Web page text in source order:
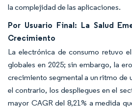
la complejidad de las aplicaciones.
Por Usuario Final: La Salud
Crecimiento
La electrónica de consumo retuvo
globales en 2025; sin embargo, la
crecimiento segmental a un ritmo de
el contrario, los despliegues en el
mayor CAGR del 8,21% a medida